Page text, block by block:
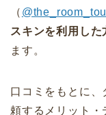
（
スキンを利用した
ます。
口コミをもとに
頼するメリット